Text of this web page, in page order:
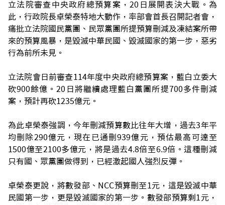
立法院審查中央政府總預算案，20日展開表決大戰。為
此，行政院長卓榮泰特地大動作，率部會首長召開記者會，
痛批立法院國民黨團、民眾黨團所提預算刪減及凍結案所帶
來的預算風暴，是毀滅中華民國、毀滅國家的第一步，惡劣
行為前所未見。
立法院會日前審查114年度中央政府總預算案，藍白立委大
砍900餘億。20日將繼續處理藍白黨團所提700多件刪減
案，預計再砍1235億元。
為此卓榮泰強調，今年刪減預算數比往年大增，過去3年平
均刪除290億元，現在已通刪939億元，預估最高可達至
1500億至2100多億元，將是過去4.8倍至6.9倍。這種刪減
只有國、眾黨團做得到，已經激起國人強烈反彈。
卓榮泰更說，將數發部、NCC預算刪至1元，這是毀滅中華
民國第一步，更是毀滅國家的第一步。數發部預算剩1元，